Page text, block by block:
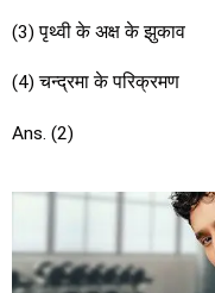
(3) पृथ्वी के अक्ष के झुकाव
(4) चन्द्रमा के परिक्रमण
Ans. (2)